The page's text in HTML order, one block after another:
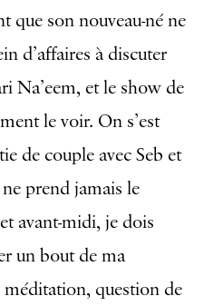
que son nouveau-né ne
d’affaires à discuter
Na’eem, et le show de
le voir. On s’est
de couple avec Seb et
prend jamais le
avant-midi, je dois
un bout de ma
question de